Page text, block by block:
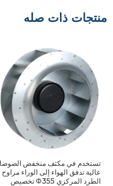
منتجات ذات صله
تستخدم في مكثف منخفض
عالية تدفق الهواء إلى الوراء مراوح
الطرد المركزي Φ355 تخصيص